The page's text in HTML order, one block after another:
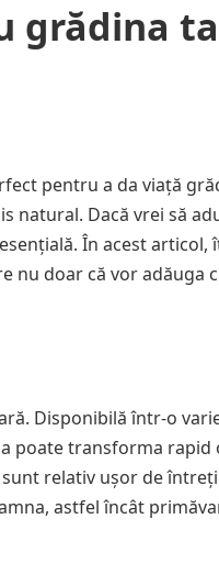
grădina ta
pentru a da viață
natural. Dacă vrei să
În acest articol,
nu doar că vor adăuga
Disponibilă într-o
poate transforma
relativ ușor de
astfel încât